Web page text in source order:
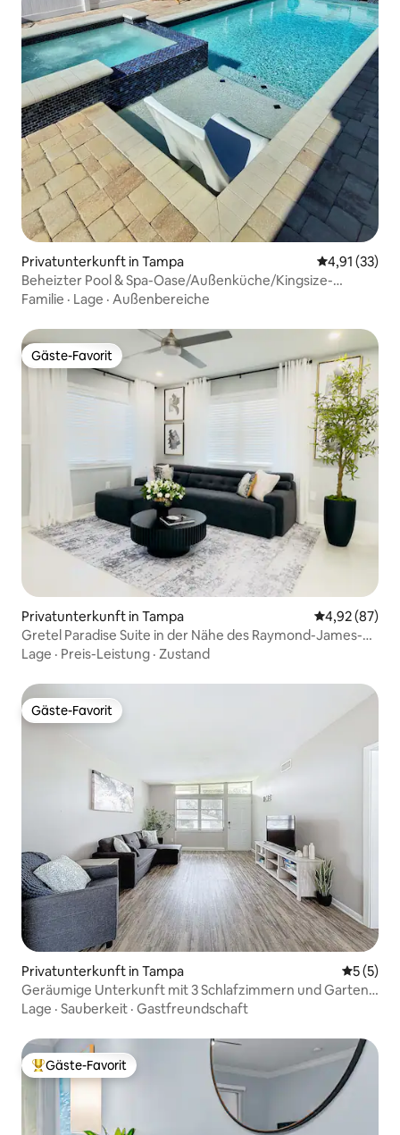
Privatunterkunft in Tampa
4,91 (33)
Beheizter Pool & Spa-Oase/Außenküche/Kingsize-
Doppelbett.
Familie · Lage · Außenbereiche
Gäste-Favorit
Gäste-Favorit
Privatunterkunft in Tampa
4,92 (87)
Gretel Paradise Suite in der Nähe des Raymond-James-
Stadions
Lage · Preis-Leistung · Zustand
Gäste-Favorit
Gäste-Favorit
Privatunterkunft in Tampa
5 (5)
Geräumige Unterkunft mit 3 Schlafzimmern und Garten |
In der Nähe von Busch Gardens
Lage · Sauberkeit · Gastfreundschaft
Beliebter Gäste-Favorit.
Gäste-Favorit